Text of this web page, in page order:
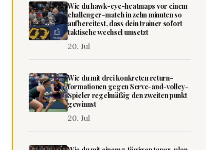
Wie du hawk-eye-heatmaps vor einem
challenger-match in zehn minuten so
aufbereitest, dass dein trainer sofort
taktische wechsel umsetzt
20. Jul
Wie du mit drei konkreten return-
formationen gegen Serve-and-volley-
Spieler regelmäßig den zweiten punkt
gewinnst
20. Jul